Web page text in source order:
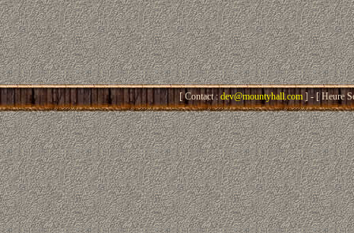
[ Contact : dev@mountyhall.com ] - [ Heure